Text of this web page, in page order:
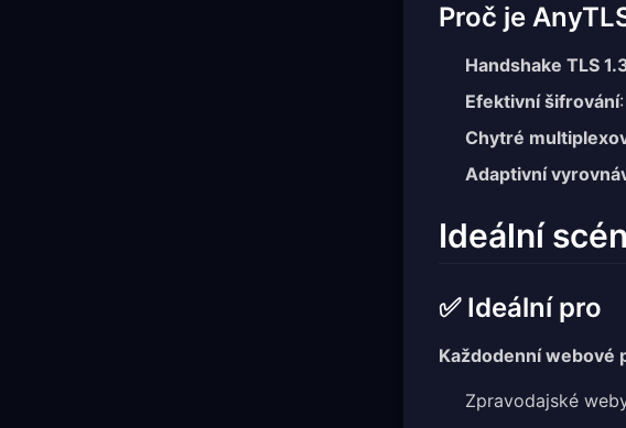
Proč je
Handshake TLS
Efektivní šifrování
Chytré
Adaptivní
Ideální
✅ Ideální pro
Každodenní webové
Zpravodajské